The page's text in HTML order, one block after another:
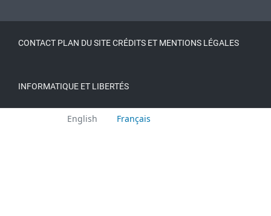
CONTACT PLAN DU SITECRÉDITS ET MENTIONS LÉGALES
INFORMATIQUE ET LIBERTÉS
English Français